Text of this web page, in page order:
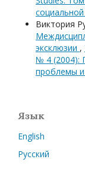
Виктория
эксклюзии ,
№ 4 (2004):
проблемы и
Язык
English
Русский